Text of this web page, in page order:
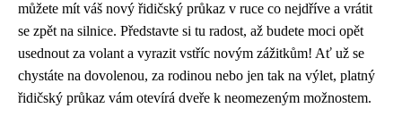
můžete mít váš nový řidičský průkaz v ruce co nejdříve a vrátit
se zpět na silnice. Představte si tu radost, až budete moci opět
usednout za volant a vyrazit vstříc novým zážitkům! Ať už se
chystáte na dovolenou, za rodinou nebo jen tak na výlet, platný
řidičský průkaz vám otevírá dveře k neomezeným možnostem.